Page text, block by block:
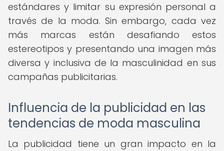
estándares y limitar su expresión personal a
través de la moda. Sin embargo, cada vez
más marcas están desafiando estos
estereotipos y presentando una imagen más
diversa y inclusiva de la masculinidad en sus
campañas publicitarias.
Influencia de la publicidad en las
tendencias de moda masculina
La publicidad tiene un gran impacto en la